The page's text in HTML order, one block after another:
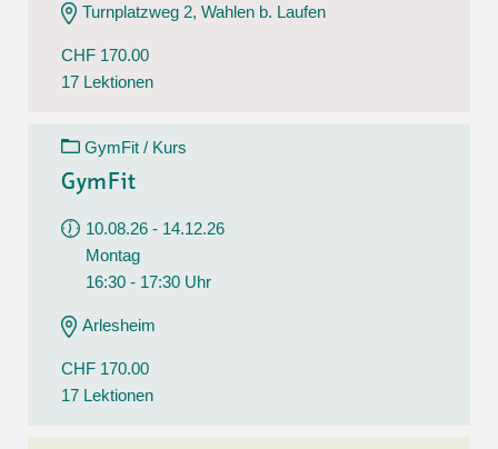
Turnplatzweg 2, Wahlen b. Laufen
CHF 170.00
17 Lektionen
GymFit / Kurs
GymFit
10.08.26 - 14.12.26
Montag
16:30 - 17:30 Uhr
Arlesheim
CHF 170.00
17 Lektionen